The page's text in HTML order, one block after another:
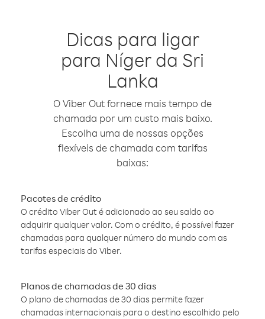
Dicas para ligar
para Níger da Sri
Lanka
O Viber Out fornece mais tempo de
chamada por um custo mais baixo.
Escolha uma de nossas opções
flexíveis de chamada com tarifas
baixas:
Pacotes de crédito
O crédito Viber Out é adicionado ao seu saldo ao
adquirir qualquer valor. Com o crédito, é possível fazer
chamadas para qualquer número do mundo com as
tarifas especiais do Viber.
Planos de chamadas de 30 dias
O plano de chamadas de 30 dias permite fazer
chamadas internacionais para o destino escolhido pelo